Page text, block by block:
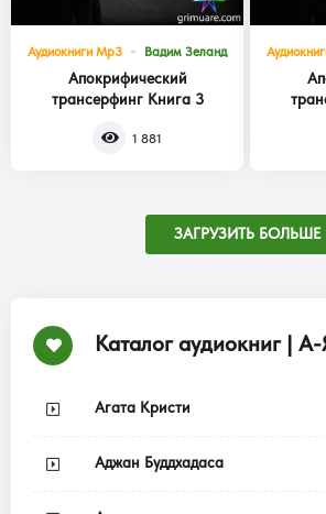
Аудиокниги Mp3 Вадим Зеланд
Апокрифический
трансерфинг Книга 3
1 881
ЗАГРУЗИТЬ БОЛЬШЕ
Каталог аудиокниг |
Агата Кристи
Аджан Буддхадаса